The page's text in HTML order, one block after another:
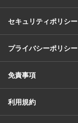
セキュリティポリシー
プライバシーポリシー
免責事項
利用規約